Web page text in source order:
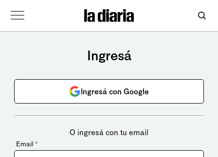
Ingresá
Ingresá con Google
O ingresá con tu email
Email *